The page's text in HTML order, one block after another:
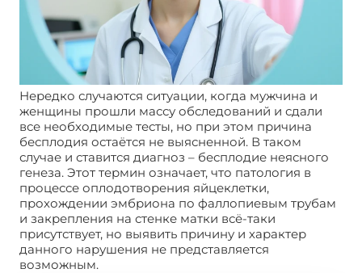
Нередко случаются ситуации, когда мужчина и
женщины прошли массу обследований и сдали
все необходимые тесты, но при этом причина
бесплодия остаётся не выясненной. В таком
случае и ставится диагноз – бесплодие неясного
генеза. Этот термин означает, что патология в
процессе оплодотворения яйцеклетки,
прохождении эмбриона по фаллопиевым трубам
и закрепления на стенке матки всё-таки
присутствует, но выявить причину и характер
данного нарушения не представляется
возможным.